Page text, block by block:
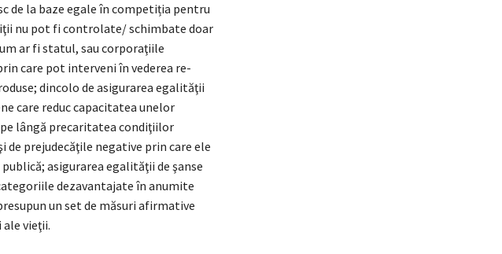
de la baze egale în competiția pentru
nu pot fi controlate/ schimbate doar
ar fi statul, sau corporaţiile
care pot interveni în vederea re-
dincolo de asigurarea egalităţii
care reduc capacitatea unelor
lângă precaritatea condiţiilor
prejudecăţile negative prin care ele
asigurarea egalităţii de şanse
dezavantajate în anumite
un set de măsuri afirmative
ale vieţii.